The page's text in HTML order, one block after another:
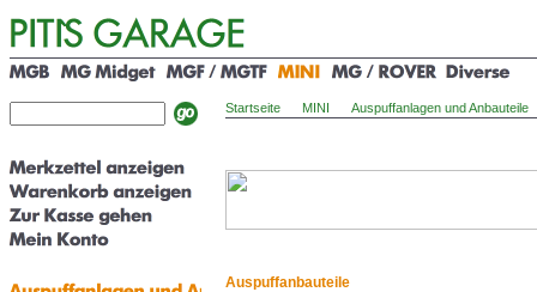
Startseite MINI Auspuffanlagen und Anbauteile
Auspuffanbauteile